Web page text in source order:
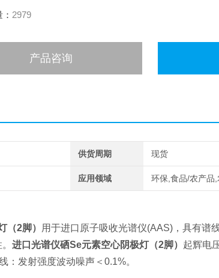
2979
产品咨询
供货周期 现货
应用领域 环保,食品/农产品
（2脚）
用于进口原子吸收光谱仪(AAS)，具有谱
进口光谱仪硒Se元素空心阴极灯（2脚） 起辉电
：发射强度波动噪声＜0.1%。